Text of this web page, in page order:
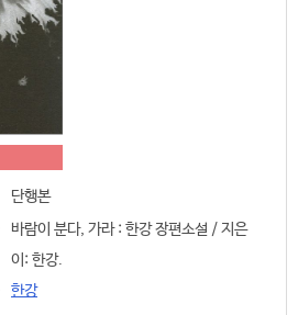
단행본
바람이 분다, 가라 : 한강 장편소설 / 지은
이: 한강.
한강